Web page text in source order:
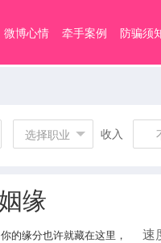
微博心情 牵手案例 防骗须
选择职业 收入
缘
的缘分也许就藏在这里， 速